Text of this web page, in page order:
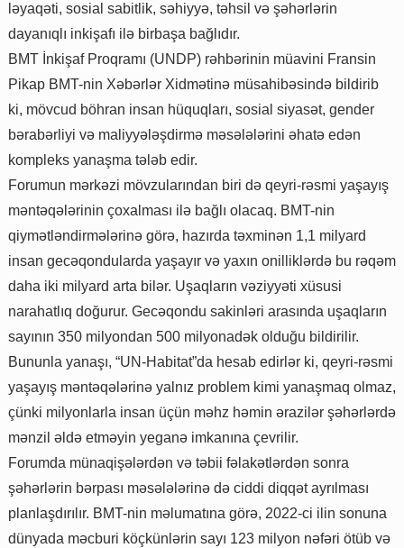
ləyaqəti, sosial sabitlik, səhiyyə, təhsil və şəhərlərin
dayanıqlı inkişafı ilə birbaşa bağlıdır.
BMT İnkişaf Proqramı (UNDP) rəhbərinin müavini Fransin
Pikap BMT-nin Xəbərlər Xidmətinə müsahibəsində bildirib
ki, mövcud böhran insan hüquqları, sosial siyasət, gender
bərabərliyi və maliyyələşdirmə məsələlərini əhatə edən
kompleks yanaşma tələb edir.
Forumun mərkəzi mövzularından biri də qeyri-rəsmi yaşayış
məntəqələrinin çoxalması ilə bağlı olacaq. BMT-nin
qiymətləndirmələrinə görə, hazırda təxminən 1,1 milyard
insan gecəqondularda yaşayır və yaxın onilliklərdə bu rəqəm
daha iki milyard arta bilər. Uşaqların vəziyyəti xüsusi
narahatlıq doğurur. Gecəqondu sakinləri arasında uşaqların
sayının 350 milyondan 500 milyonadək olduğu bildirilir.
Bununla yanaşı, “UN-Habitat”da hesab edirlər ki, qeyri-rəsmi
yaşayış məntəqələrinə yalnız problem kimi yanaşmaq olmaz,
çünki milyonlarla insan üçün məhz həmin ərazilər şəhərlərdə
mənzil əldə etməyin yeganə imkanına çevrilir.
Forumda münaqişələrdən və təbii fəlakətlərdən sonra
şəhərlərin bərpası məsələlərinə də ciddi diqqət ayrılması
planlaşdırılır. BMT-nin məlumatına görə, 2022-ci ilin sonuna
dünyada məcburi köçkünlərin sayı 123 milyon nəfəri ötüb və